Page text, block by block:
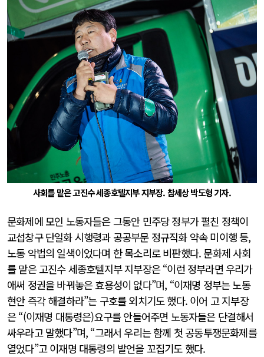
사회를 맡은 고진수 세종호텔지부 지부장. 참세상 박도형 기자.
문화제에 모인 노동자들은 그동안 민주당 정부가 펼친 정책이
교섭창구 단일화 시행령과 공공부문 정규직화 약속 미이행 등,
노동 악법의 일색이었다며 한 목소리로 비판했다. 문화제 사회
를 맡은 고진수 세종호텔지부 지부장은 “이런 정부라면 우리가
애써 정권을 바꿔놓은 효용성이 없다”며, “이재명 정부는 노동
현안 즉각 해결하라”는 구호를 외치기도 했다. 이어 고 지부장
은 “(이재명 대통령은)요구를안들어주면 노동자들은 단결해서
싸우라고 말했다”며, “그래서 우리는 함께 첫 공동투쟁문화제를
열었다”고 이재명 대통령의 발언을 꼬집기도 했다.